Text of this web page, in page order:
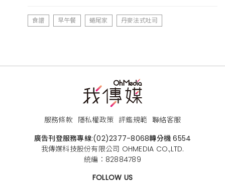
食譜 早午餐 蜷尾家 丹麥法式吐司
服務條款 隱私權政策 評鑑規範 聯絡客服
廣告刊登服務專線:(02)2377-8068轉分機 6554
我傳媒科技股份有限公司 OHMEDIA CO.,LTD.
統編：82884789
FOLLOW US